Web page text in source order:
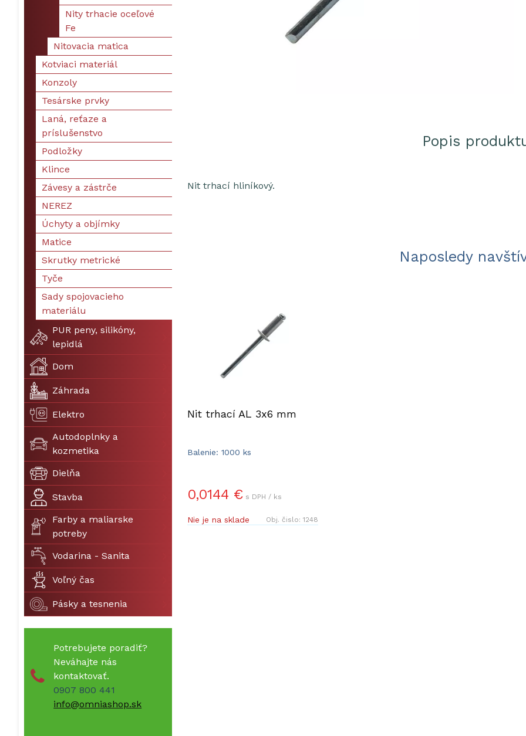
Popis
Nit trhací hliníkový.
Naposledy
Nit trhací AL 3x6 mm
Balenie: 1000 ks
0,0144 € s DPH / ks
Nie je na sklade Obj. čislo:1248
Nity trhacie oceľové
Fe
Nitovacia matica
Kotviaci materiál
Konzoly
Tesárske prvky
Laná, reťaze a
príslušenstvo
Podložky
Klince
Závesy a zástrče
NEREZ
Úchyty a objímky
Matice
Skrutky metrické
Tyče
Sady spojovacieho
materiálu
PUR peny, silikóny,
lepidlá
Dom
Záhrada
Elektro
Autodoplnky a
kozmetika
Dielňa
Stavba
Farby a maliarske
potreby
Vodarina - Sanita
Voľný čas
Pásky a tesnenia
Potrebujete poradiť?
Neváhajte nás
kontaktovať.
0907 800 441
info@omniashop.sk